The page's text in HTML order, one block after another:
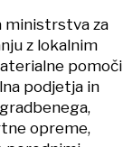
ministrstva za
z lokalnim
pomoči
podjetja in
opreme,